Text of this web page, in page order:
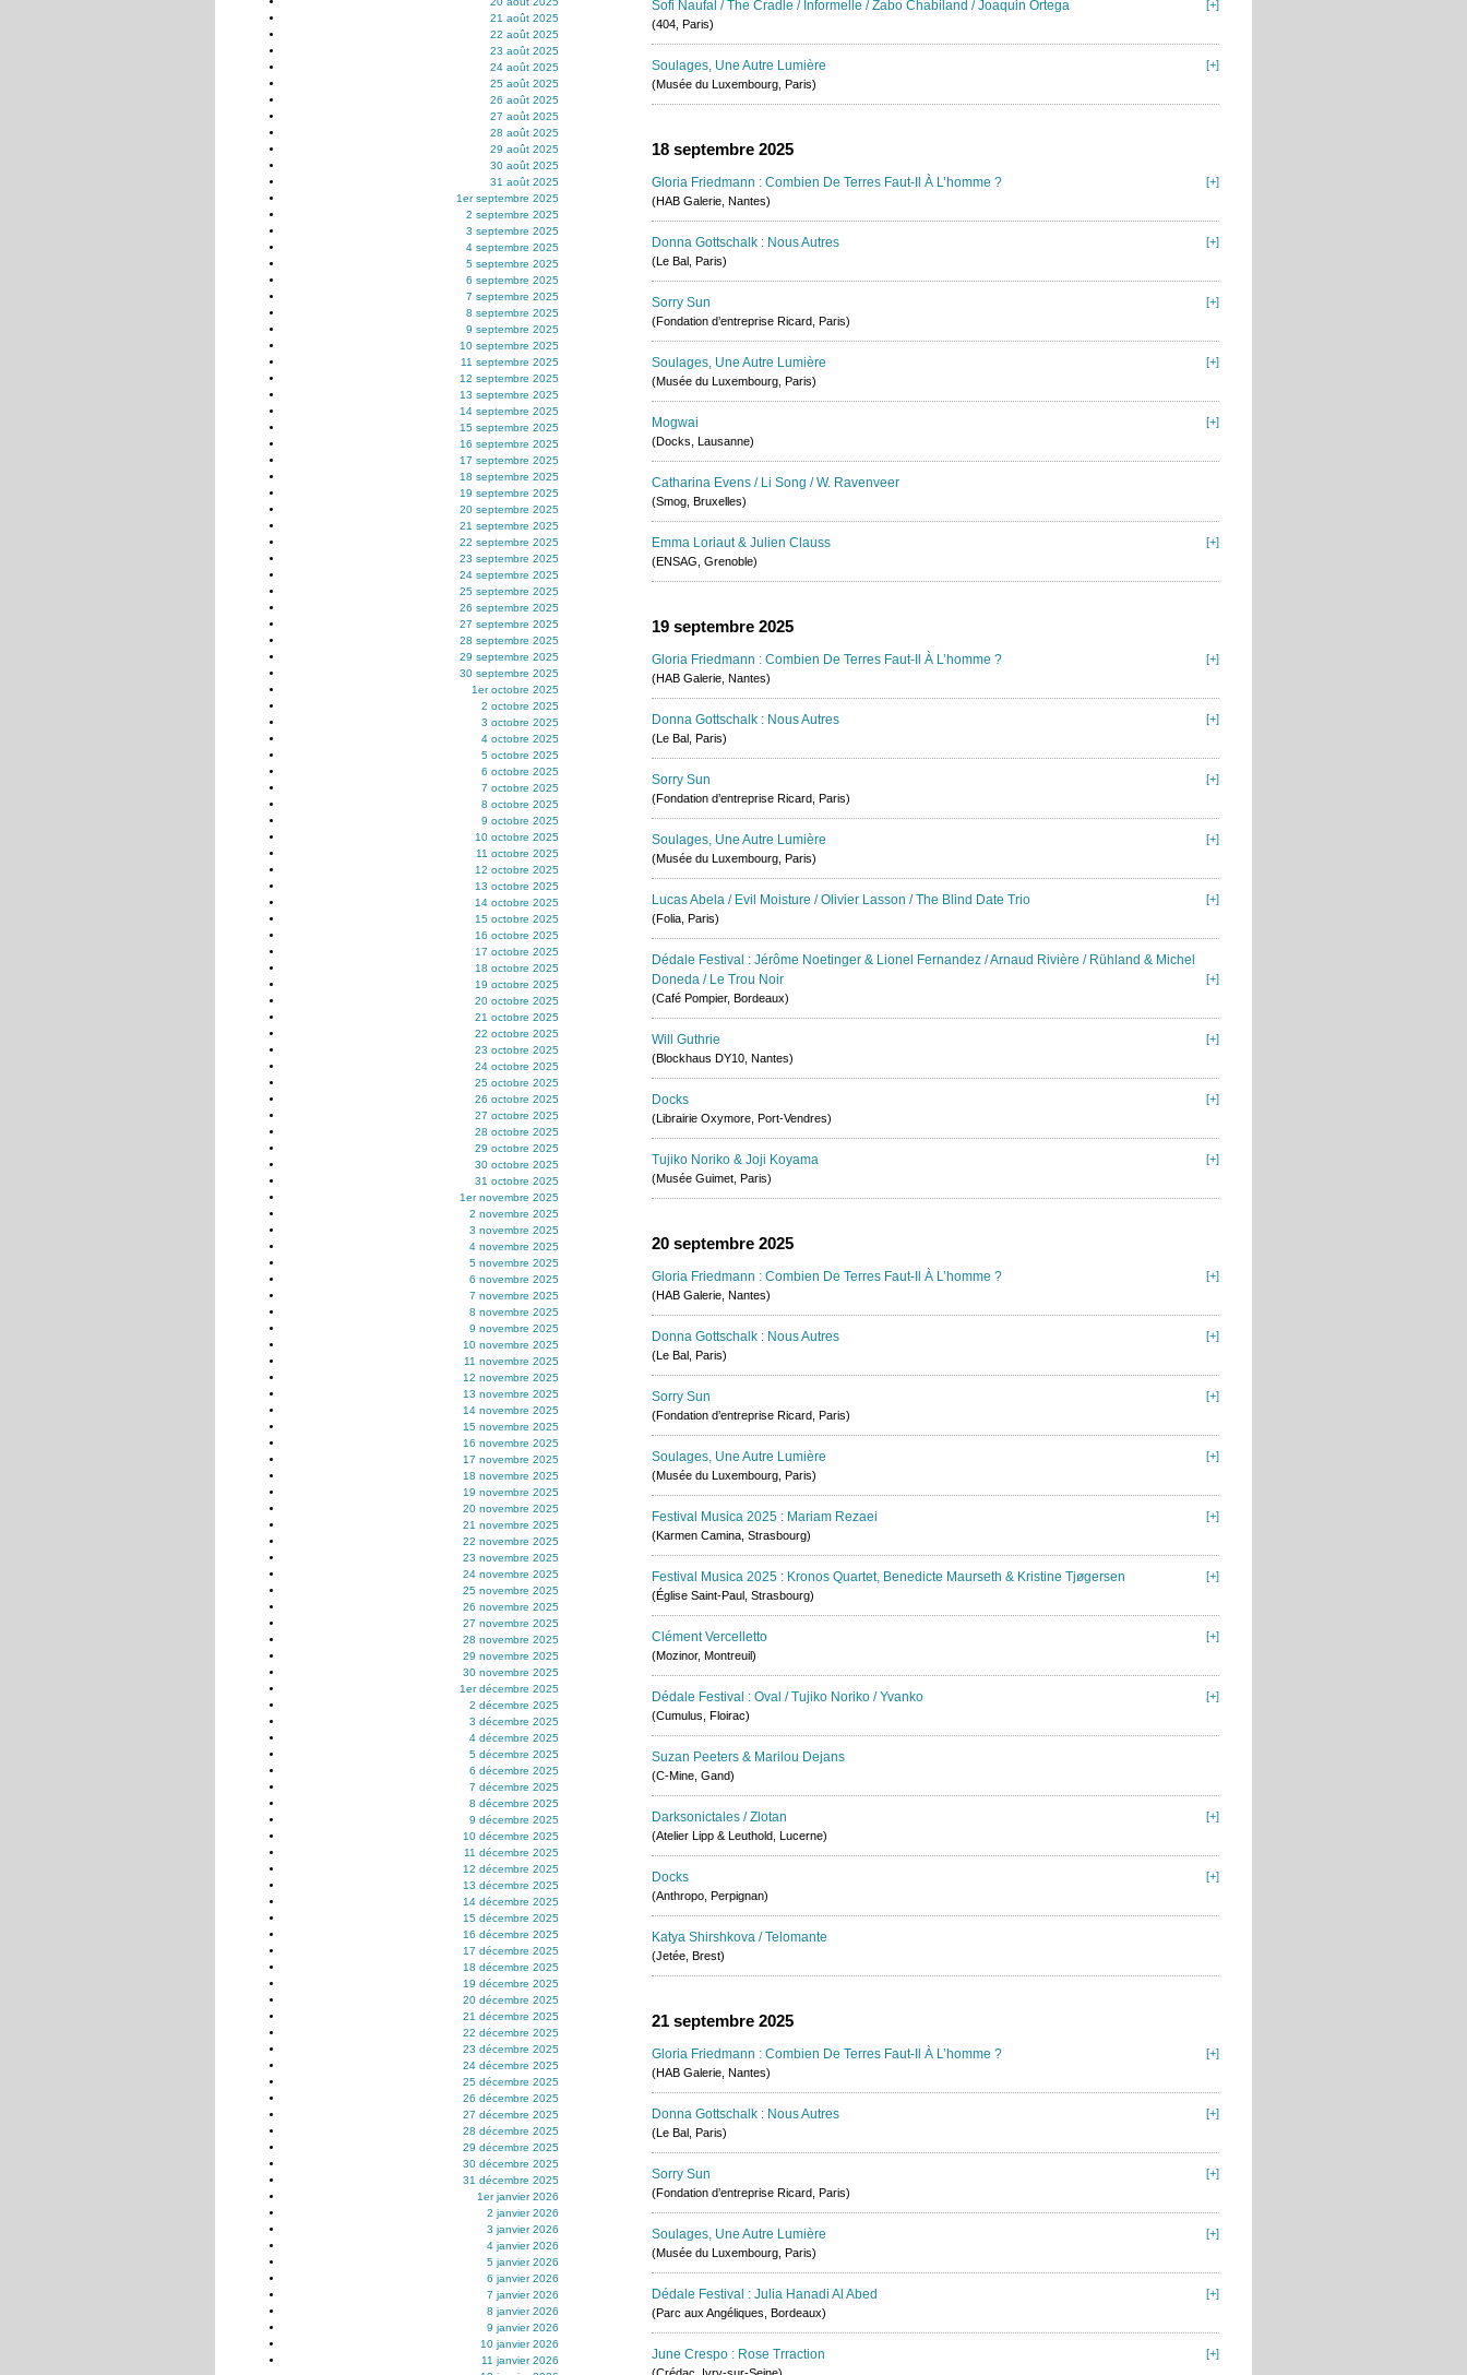
21 août 2025
22 août 2025
23 août 2025
24 août 2025
25 août 2025
26 août 2025
27 août 2025
28 août 2025
29 août 2025
30 août 2025
31 août 2025
1er septembre 2025
2 septembre 2025
3 septembre 2025
4 septembre 2025
5 septembre 2025
6 septembre 2025
7 septembre 2025
8 septembre 2025
9 septembre 2025
10 septembre 2025
11 septembre 2025
12 septembre 2025
13 septembre 2025
14 septembre 2025
15 septembre 2025
16 septembre 2025
17 septembre 2025
18 septembre 2025
19 septembre 2025
20 septembre 2025
21 septembre 2025
22 septembre 2025
23 septembre 2025
24 septembre 2025
25 septembre 2025
26 septembre 2025
27 septembre 2025
28 septembre 2025
29 septembre 2025
30 septembre 2025
1er octobre 2025
2 octobre 2025
3 octobre 2025
4 octobre 2025
5 octobre 2025
6 octobre 2025
7 octobre 2025
8 octobre 2025
9 octobre 2025
10 octobre 2025
11 octobre 2025
12 octobre 2025
13 octobre 2025
14 octobre 2025
15 octobre 2025
16 octobre 2025
17 octobre 2025
18 octobre 2025
19 octobre 2025
20 octobre 2025
21 octobre 2025
22 octobre 2025
23 octobre 2025
24 octobre 2025
25 octobre 2025
26 octobre 2025
27 octobre 2025
28 octobre 2025
29 octobre 2025
30 octobre 2025
31 octobre 2025
1er novembre 2025
2 novembre 2025
3 novembre 2025
4 novembre 2025
5 novembre 2025
6 novembre 2025
7 novembre 2025
8 novembre 2025
9 novembre 2025
10 novembre 2025
11 novembre 2025
12 novembre 2025
13 novembre 2025
14 novembre 2025
15 novembre 2025
16 novembre 2025
17 novembre 2025
18 novembre 2025
19 novembre 2025
20 novembre 2025
21 novembre 2025
22 novembre 2025
23 novembre 2025
24 novembre 2025
25 novembre 2025
26 novembre 2025
27 novembre 2025
28 novembre 2025
29 novembre 2025
30 novembre 2025
1er décembre 2025
2 décembre 2025
3 décembre 2025
4 décembre 2025
5 décembre 2025
6 décembre 2025
7 décembre 2025
8 décembre 2025
9 décembre 2025
10 décembre 2025
11 décembre 2025
12 décembre 2025
13 décembre 2025
14 décembre 2025
15 décembre 2025
16 décembre 2025
17 décembre 2025
18 décembre 2025
19 décembre 2025
20 décembre 2025
21 décembre 2025
22 décembre 2025
23 décembre 2025
24 décembre 2025
25 décembre 2025
26 décembre 2025
27 décembre 2025
28 décembre 2025
29 décembre 2025
30 décembre 2025
31 décembre 2025
1er janvier 2026
2 janvier 2026
3 janvier 2026
4 janvier 2026
5 janvier 2026
6 janvier 2026
7 janvier 2026
8 janvier 2026
9 janvier 2026
10 janvier 2026
11 janvier 2026
Sofi Naufal / The Cradle / Informelle / Zabo Chabiland / Joaquin Ortega
[+]
(404, Paris)
Soulages, Une Autre Lumière
[+]
(Musée du Luxembourg, Paris)
18 septembre 2025
Gloria Friedmann : Combien De Terres Faut-Il À L’homme ?
[+]
(HAB Galerie, Nantes)
Donna Gottschalk : Nous Autres
[+]
(Le Bal, Paris)
Sorry Sun
[+]
(Fondation d’entreprise Ricard, Paris)
Soulages, Une Autre Lumière
[+]
(Musée du Luxembourg, Paris)
Mogwai
[+]
(Docks, Lausanne)
Catharina Evens / Li Song / W. Ravenveer
(Smog, Bruxelles)
Emma Loriaut & Julien Clauss
[+]
(ENSAG, Grenoble)
19 septembre 2025
Gloria Friedmann : Combien De Terres Faut-Il À L’homme ?
[+]
(HAB Galerie, Nantes)
Donna Gottschalk : Nous Autres
[+]
(Le Bal, Paris)
Sorry Sun
[+]
(Fondation d’entreprise Ricard, Paris)
Soulages, Une Autre Lumière
[+]
(Musée du Luxembourg, Paris)
Lucas Abela / Evil Moisture / Olivier Lasson / The Blind Date Trio
[+]
(Folia, Paris)
Dédale Festival : Jérôme Noetinger & Lionel Fernandez / Arnaud Rivière / Rühland & Michel
Doneda / Le Trou Noir
[+]
(Café Pompier, Bordeaux)
Will Guthrie
[+]
(Blockhaus DY10, Nantes)
Docks
[+]
(Librairie Oxymore, Port-Vendres)
Tujiko Noriko & Joji Koyama
[+]
(Musée Guimet, Paris)
20 septembre 2025
Gloria Friedmann : Combien De Terres Faut-Il À L’homme ?
[+]
(HAB Galerie, Nantes)
Donna Gottschalk : Nous Autres
[+]
(Le Bal, Paris)
Sorry Sun
[+]
(Fondation d’entreprise Ricard, Paris)
Soulages, Une Autre Lumière
[+]
(Musée du Luxembourg, Paris)
Festival Musica 2025 : Mariam Rezaei
[+]
(Karmen Camina, Strasbourg)
Festival Musica 2025 : Kronos Quartet, Benedicte Maurseth & Kristine Tjøgersen
[+]
(Église Saint-Paul, Strasbourg)
Clément Vercelletto
[+]
(Mozinor, Montreuil)
Dédale Festival : Oval / Tujiko Noriko / Yvanko
[+]
(Cumulus, Floirac)
Suzan Peeters & Marilou Dejans
(C-Mine, Gand)
Darksonictales / Zlotan
[+]
(Atelier Lipp & Leuthold, Lucerne)
Docks
[+]
(Anthropo, Perpignan)
Katya Shirshkova / Telomante
(Jetée, Brest)
21 septembre 2025
Gloria Friedmann : Combien De Terres Faut-Il À L’homme ?
[+]
(HAB Galerie, Nantes)
Donna Gottschalk : Nous Autres
[+]
(Le Bal, Paris)
Sorry Sun
[+]
(Fondation d’entreprise Ricard, Paris)
Soulages, Une Autre Lumière
[+]
(Musée du Luxembourg, Paris)
Dédale Festival : Julia Hanadi Al Abed
[+]
(Parc aux Angéliques, Bordeaux)
June Crespo : Rose Trraction
[+]